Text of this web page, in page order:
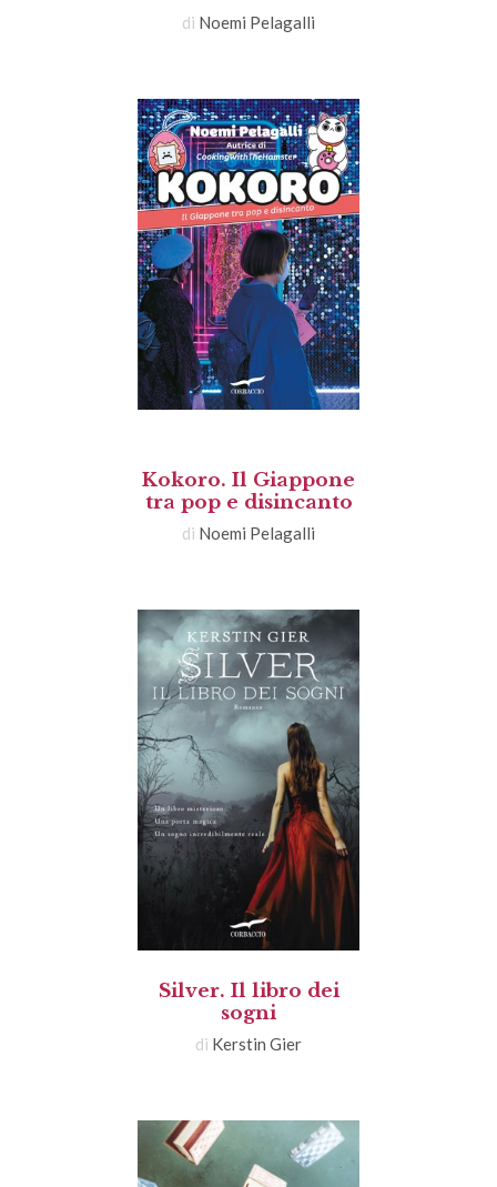
di Noemi Pelagalli
Kokoro. Il Giappone
tra pop e disincanto
di Noemi Pelagalli
Silver. Il libro dei
sogni
di Kerstin Gier